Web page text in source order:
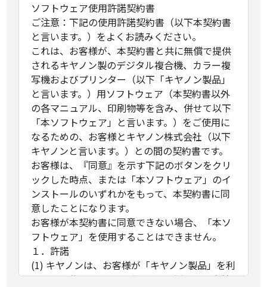
ソフトウェア使用許諾契約書
ご注意：下記の使用許諾契約書（以下本契約書
と言います。）をよくお読みください。
これは、お客様が、本契約書と共に無償で提供
されるキヤノン製のデジタル複合機、カラー複
写機およびプリンター（以下「キヤノン製品」
と言います。）用ソフトウェア（本契約書以外
の各マニュアル、印刷物等を含み、併せて以下
「本ソフトウェア」と言います。）をご使用に
なるための、お客様とキヤノン株式会社（以下
キヤノンと言います。）との間の契約書です。
お客様は、『同意』を示す下記のボタンをクリ
ックした時点、または「本ソフトウェア」のイ
ンストールのいずれかをもって、本契約書に同
意したことになります。
お客様が本契約書に同意できない場合、「本ソ
フトウェア」を使用することはできません。
１．許諾
(1) キヤノンは、お客様が「キヤノン製品」を利
用する目的のために、「キヤノン製品」に直接